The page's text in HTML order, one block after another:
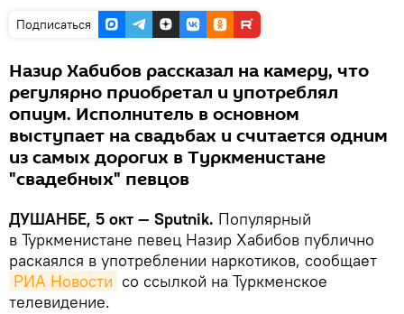
Подписаться
Назир Хабибов рассказал на камеру, что
регулярно приобретал и употреблял
опиум. Исполнитель в основном
выступает на свадьбах и считается одним
из самых дорогих в Туркменистане
"свадебных" певцов
ДУШАНБЕ, 5 окт — Sputnik. Популярный
в Туркменистане певец Назир Хабибов публично
раскаялся в употреблении наркотиков, сообщает
РИА Новости со ссылкой на Туркменское
телевидение.